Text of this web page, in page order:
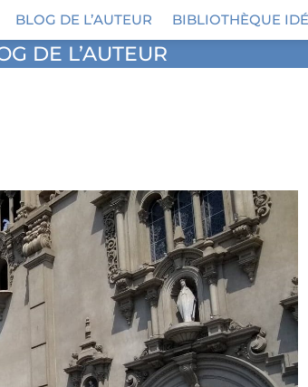
BLOG DE L’AUTEUR BIBLIOTHÈQUE
DE L’AUTEUR